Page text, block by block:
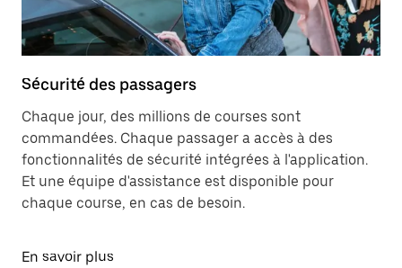
Sécurité des passagers
Chaque jour, des millions de courses sont
commandées. Chaque passager a accès à des
fonctionnalités de sécurité intégrées à l'application.
Et une équipe d'assistance est disponible pour
chaque course, en cas de besoin.
En savoir plus